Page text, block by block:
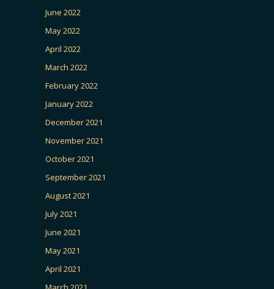
June 2022
May 2022
April 2022
March 2022
February 2022
January 2022
December 2021
November 2021
October 2021
September 2021
August 2021
July 2021
June 2021
May 2021
April 2021